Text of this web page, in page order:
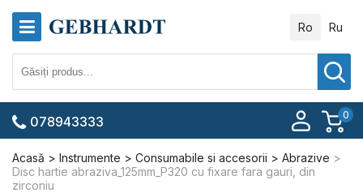
Ro Ru
0
078943333
Acasă Instrumente Consumabile si accesorii
Abrazive
Disc hartie abraziva_125mm_P320 cu fixare fara gauri, din
zirconiu